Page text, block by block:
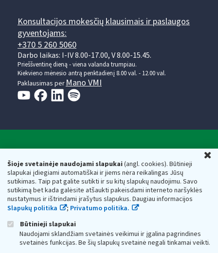
Šioje svetainėje naudojami slapukai(angl. cookies). Būtinieji
slapukai įdiegiami automatiškai ir jiems nėra reikalingas Jūsų
sutikimas. Taip pat galite sutikti ir su kitų slapukų naudojimu. Savo
sutikimą bet kada galėsite atšaukti pakeisdami interneto naršyklės
nustatymus ir ištrindami įrašytus slapukus. Daugiau informacijos
Slapukų politika
; Privatumo politika.
Būtinieji slapukai
Naudojami sklandžiam svetainės veikimui ir įgalina pagrindines
svetainės funkcijas. Be šių slapukų svetainė negali tinkamai veikti.
Konsultacijos mokesčių klausimais ir paslaugos
gyventojams:
+370 5 260 5060
Darbo laikas: I-IV 8.00-17.00, V 8.00-15.45.
Prieššventinę dieną - viena valanda trumpiau.
Kiekvieno mėnesio antrą penktadienį 8.00 val. - 12.00 val.
Paklausimas perMano VMI
Valstybinė mokesčių inspekcija prie Lietuvos
Respublikos finansų ministerijos
Biudžetinė įstaiga. Juridinio asmens kodas — 188659752,
adresas: Vasario 16-osios g. 14, 01107 Vilnius, Lietuva, el.paštas:
vmi@vmi.lt , E. pristatymo dėžutės adresas 188659752
Duomenys apie Valstybinę mokesčių inspekciją prie Lietuvos
Respublikos finansų ministerijos kaupiami ir saugomi Juridinių